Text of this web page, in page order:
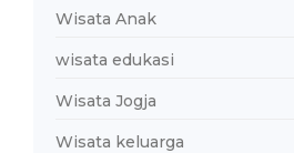
Wisata Anak
wisata edukasi
Wisata Jogja
Wisata keluarga